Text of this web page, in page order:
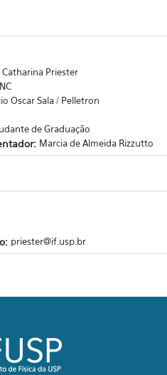
Catharina Priester
Oscar Sala / Pelletron
de Graduação
Marcia de Almeida Rizzutto
priester@if.usp.br